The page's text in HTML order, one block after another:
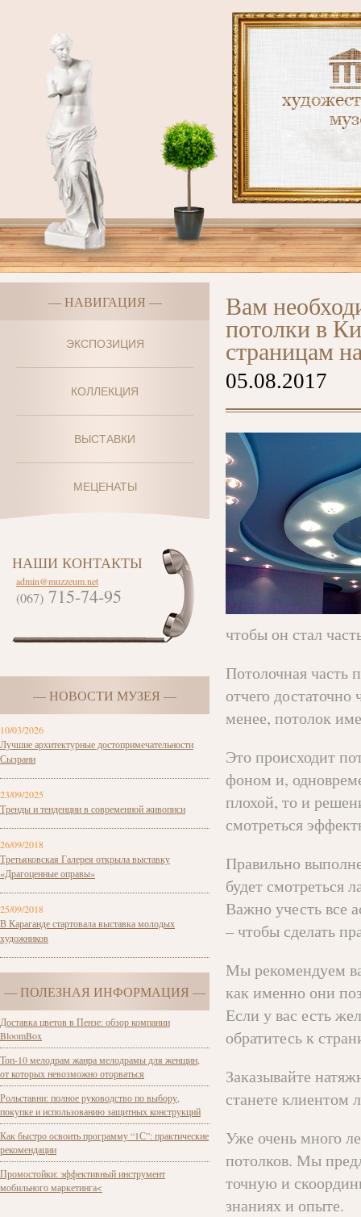
— НАВИГАЦИЯ —
ЭКСПОЗИЦИЯ
КОЛЛЕКЦИЯ
ВЫСТАВКИ
МЕЦЕНАТЫ
НАШИ КОНТАКТЫ
admin@muzzeum.net
(067) 715-74-95
— НОВОСТИ МУЗЕЯ —
10/03/2026
Лучшие архитектурные достопримечательности
Сызрани
23/09/2025
Тренды и тенденции в современной живописи
26/09/2018
Третьяковская Галерея открыла выставку
«Драгоценные оправы»
25/09/2018
В Караганде стартовала выставка молодых
художников
— ПОЛЕЗНАЯ ИНФОРМАЦИЯ —
Доставка цветов в Пензе: обзор компании
BloomBox
Топ-10 мелодрам жанра мелодрамы для женщин,
от которых невозможно оторваться
Рольставни: полное руководство по выбору,
покупке и использованию защитных конструкций
Как быстро освоить программу “1С”: практические
рекомендации
Промостойки: эффективный инструмент
мобильного маркетинга<
Вам
потолки в
страницам
05.08.2017
чтобы он стал
Потолочная часть
отчего
менее, потолок
Это происходит
фоном и,
плохой, то и
смотреться
Правильно
будет смотреться
Важно учесть все
– чтобы сделать
Мы рекомендуем
как именно они
Если у вас есть
обратитесь к
Заказывайте
станете клиентом
Уже очень много
потолков. Мы
точную и
знаниях и опыте.